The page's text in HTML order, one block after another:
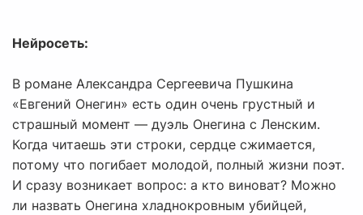
Нейросеть:
В романе Александра Сергеевича Пушкина
«Евгений Онегин» есть один очень грустный и
страшный момент — дуэль Онегина с Ленским.
Когда читаешь эти строки, сердце сжимается,
потому что погибает молодой, полный жизни поэт.
И сразу возникает вопрос: а кто виноват? Можно
ли назвать Онегина хладнокровным убийцей,